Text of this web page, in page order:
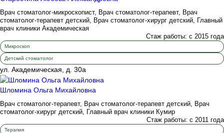
Врач стоматолог-микроскопист, Врач стоматолог-терапевт, Врач
стоматолог-терапевт детский, Врач стоматолог-хирург детский, Главный
врач клиники Академическая
Стаж работы: с 2015 года
Микроскоп
Детский стоматолог
ул. Академическая, д. 30а
Шломина Ольга Михайловна
Врач стоматолог-терапевт, Врач стоматолог-терапевт детский, Врач
стоматолог-хирург детский, Главный врач клиники Кумир
Стаж работы: с 2011 года
Терапия